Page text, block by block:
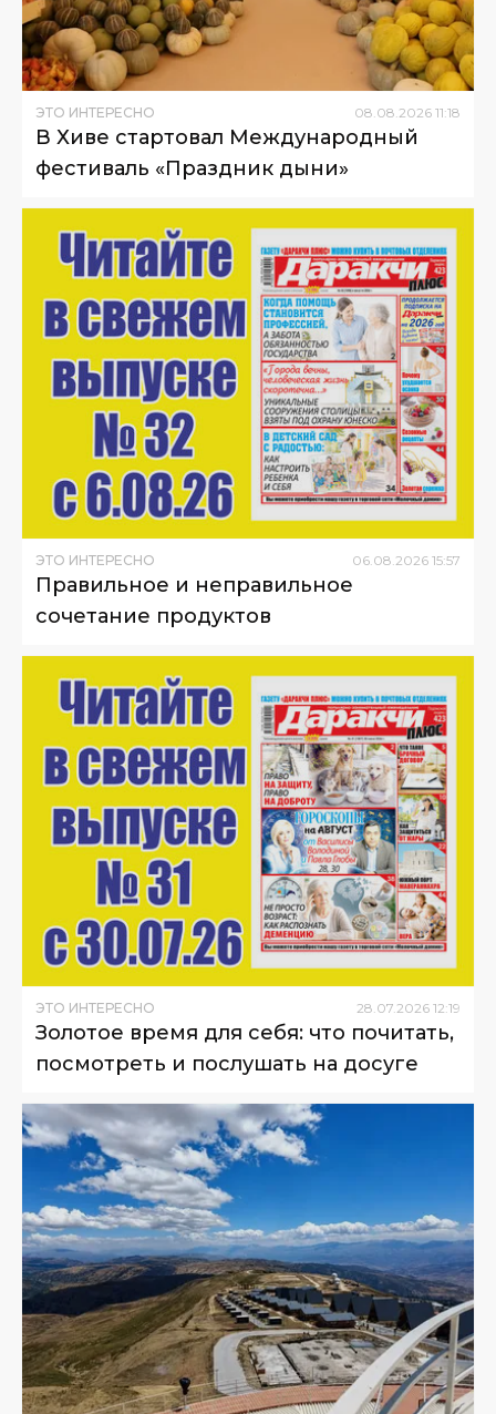
ЭТО ИНТЕРЕСНО 08.08.2026 11:18
В Хиве стартовал Международный
фестиваль «Праздник дыни»
ЭТО ИНТЕРЕСНО 06.08.2026 15:57
Правильное и неправильное
сочетание продуктов
ЭТО ИНТЕРЕСНО 28 07 2026 12:19
Золотое время для себя: что почитать,
посмотреть и послушать на досуге